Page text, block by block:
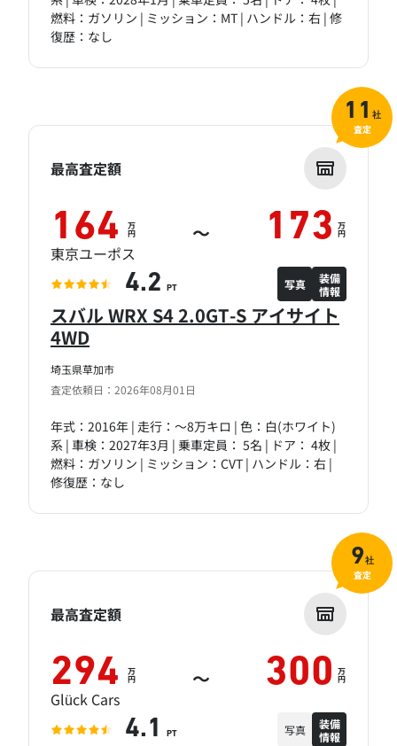
燃料：ガソリン | ミッション：MT | ハンドル：右 | 修
復歴：なし
埼玉県草加市
査定依頼日：2026年08月01日
スバル WRX S4 2.0GT-S アイサイト
4WD
年式：2016年 | 走行：～8万キロ | 色：白(ホワイト)
系 | 車検：2027年3月 | 乗車定員： 5名 | ドア： 4枚 |
燃料：ガソリン | ミッション：CVT | ハンドル：右 |
修復歴：なし
最高査定額
164 万
円 ～ 173 万
円
東京ユーポス
4.2 PT 写真
装備
情報
11 社
査定
最高査定額
294 万
円 ～ 300 万
円
Glück Cars
4.1 PT 写真
装備
情報
9社
査定